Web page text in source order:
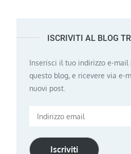
ISCRIVITI AL BLOG
Inserisci il tuo indirizzo e-mail
questo blog, e ricevere via e-
nuovi post.
Indirizzo
Iscriviti